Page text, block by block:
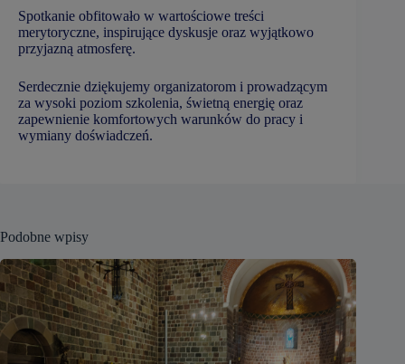
Spotkanie obfitowało w wartościowe treści
merytoryczne, inspirujące dyskusje oraz wyjątkowo
przyjazną atmosferę.
Serdecznie dziękujemy organizatorom i prowadzącym
za wysoki poziom szkolenia, świetną energię oraz
zapewnienie komfortowych warunków do pracy i
wymiany doświadczeń.
Podobne wpisy